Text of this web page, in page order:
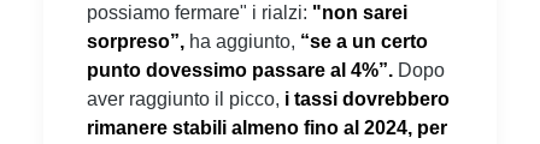
possiamo fermare" i rialzi: "non sarei
sorpreso”, ha aggiunto, “se a un certo
punto dovessimo passare al 4%”. Dopo
aver raggiunto il picco, i tassi dovrebbero
rimanere stabili almeno fino al 2024, per